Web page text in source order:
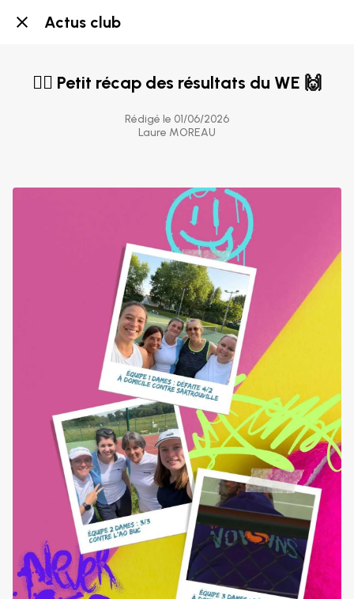
Actus club
👉🏼 Petit récap des résultats du WE 🙌
Rédigé le 01/06/2026
Laure MOREAU